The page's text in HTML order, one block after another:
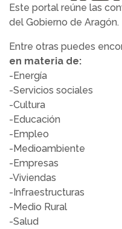
Este portal reúne las
del Gobierno de Aragón.
Entre otras puedes
en materia de:
-Energía
-Servicios sociales
-Cultura
-Educación
-Empleo
-Medioambiente
-Empresas
-Viviendas
-Infraestructuras
-Medio Rural
-Salud